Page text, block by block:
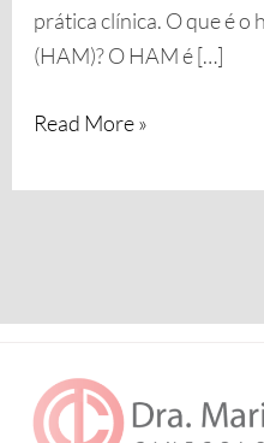
prática clínica. O que é
(HAM)? O HAM é […]
Read More »